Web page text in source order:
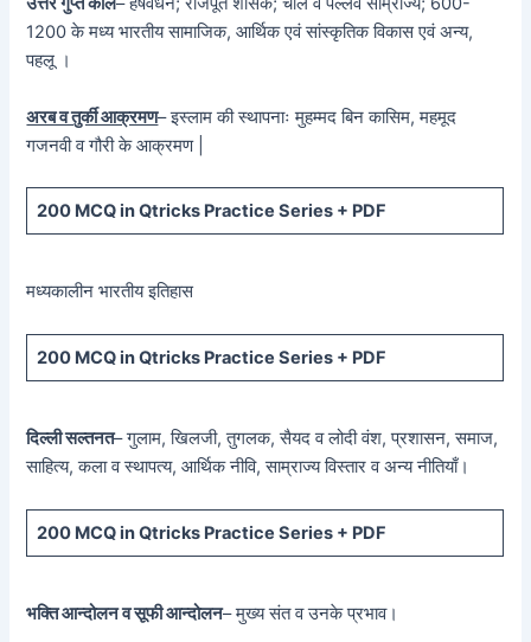
1200 के मध्य भारतीय सामाजिक, आर्थिक एवं सांस्कृतिक विकास एवं अन्य,
पहलू ।
अरब व तुर्की आक्रमण– इस्लाम की स्थापनाः मुहम्मद बिन कासिम, महमूद
गजनवी व गौरी के आक्रमण |
200 MCQ in Qtricks Practice Series + PDF
मध्यकालीन भारतीय इतिहास
200 MCQ in Qtricks Practice Series + PDF
दिल्ली सल्तनत– गुलाम, खिलजी, तुगलक, सैयद व लोदी वंश, प्रशासन, समाज,
साहित्य, कला व स्थापत्य, आर्थिक नीवि, साम्राज्य विस्तार व अन्य नीतियाँ।
200 MCQ in Qtricks Practice Series + PDF
भक्ति आन्दोलन व सूफी आन्दोलन– मुख्य संत व उनके प्रभाव।